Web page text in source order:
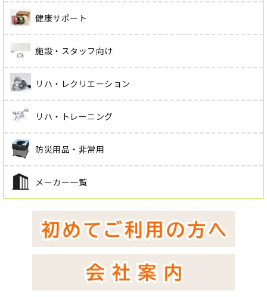
健康サポート
施設・スタッフ向け
リハ・レクリエーション
リハ・トレーニング
防災用品・非常用
メーカー一覧